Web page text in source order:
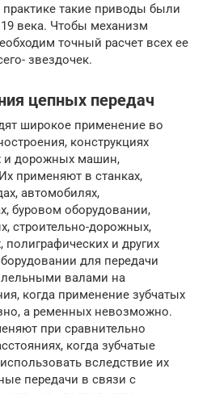
такие приводы были
века. Чтобы механизм
точный расчет всех ее
звездочек.
цепных передач
широкое применение во
конструкциях
и дорожных машин,
применяют в станках,
автомобилях,
буровом оборудовании,
строительно-дорожных,
и других
для передачи
валами на
когда применение зубчатых
а ременных невозможно.
при сравнительно
когда зубчатые
вследствие их
передачи в связи с